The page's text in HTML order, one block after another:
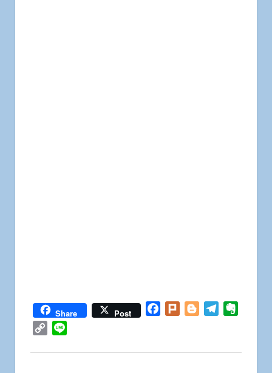
Share Post Facebook
Plurk BloggerTelegram
Copy